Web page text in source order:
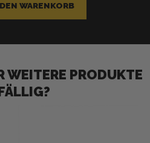
WARENKORB
WEITERE PRODUKTE